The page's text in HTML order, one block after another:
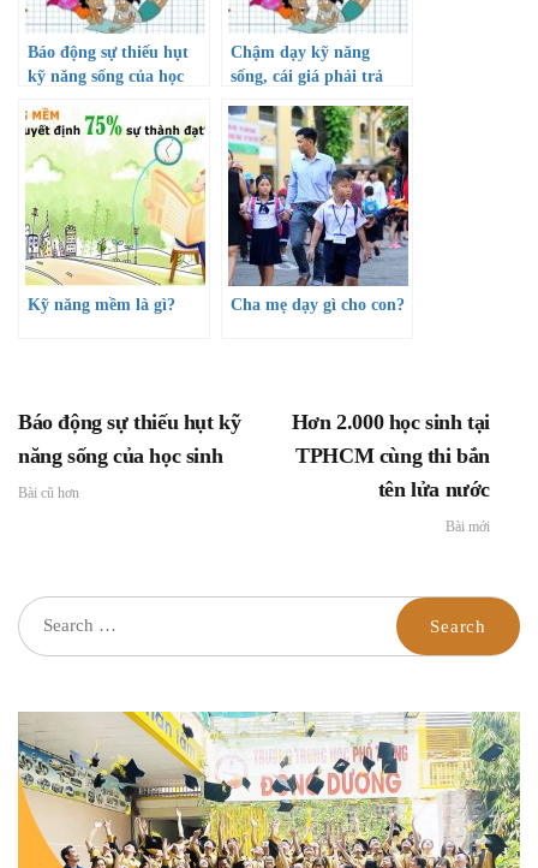
Báo động sự thiếu hụt
kỹ năng sống của học
Chậm dạy kỹ năng
sống, cái giá phải trả
Kỹ năng mềm là gì? Cha mẹ dạy gì cho con?
Báo động sự thiếu hụt kỹ
năng sống của học sinh
Bài cũ hơn
Hơn 2.000 học sinh tại
TPHCM cùng thi bắn
tên lửa nước
Bài mới